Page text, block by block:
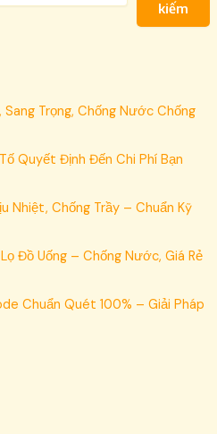
kiếm
Trọng, Chống Nước Chống
Quyết Định Đến Chi Phí Bạn
Nhiệt, Chống Trầy – Chuẩn Kỹ
Đồ Uống – Chống Nước, Giá Rẻ
Chuẩn Quét 100% – Giải Pháp